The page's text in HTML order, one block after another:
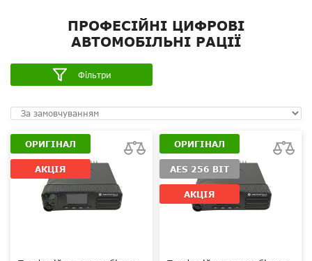
ПРОФЕСІЙНІ ЦИФРОВІ
АВТОМОБІЛЬНІ РАЦІЇ
Фільтри
ОРИГІНАЛ
АКЦІЯ
ОРИГІНАЛ
AES 256 BIT
АКЦІЯ